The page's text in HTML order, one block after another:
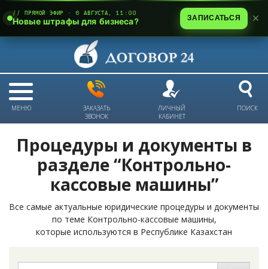
МЕНЮ
ЗАКАЗАТЬ
ЗВОНОК
ЛИЧНЫЙ
КАБИНЕТ
ПОИСК
Процедуры и документы в
разделе “Контрольно-
кассовые машины”
Все самые актуальные юридические процедуры и документы
по теме Контрольно-кассовые машины,
которые используются в Республике Казахстан
// ПРЯМОЙ ЭФИР · 6 АВГУСТА, 11:00
Новые штрафы для бизнеса? ЗАПИСАТЬСЯ